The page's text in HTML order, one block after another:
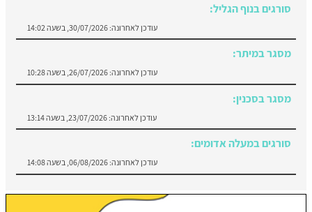
סורגים בנוף הגליל:
עודכן לאחרונה: 30/07/2026, בשעה 14:02
מסגר במיתר:
עודכן לאחרונה: 26/07/2026, בשעה 10:28
מסגר בסכנין:
עודכן לאחרונה: 23/07/2026, בשעה 13:14
סורגים במעלה אדומים:
עודכן לאחרונה: 06/08/2026, בשעה 14:08